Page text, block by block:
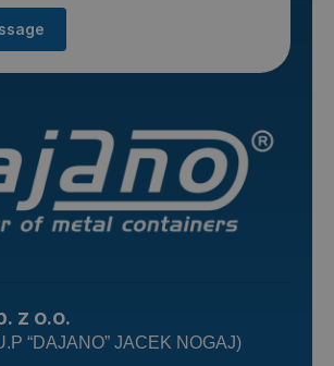
z o.o.
“DAJANO” JACEK NOGAJ)